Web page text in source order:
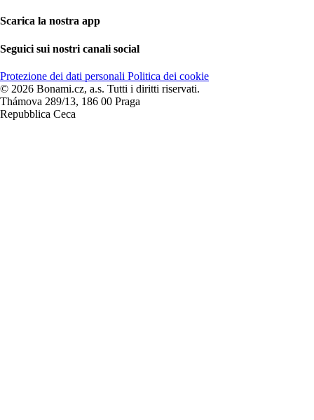
Scarica la nostra app
Seguici sui nostri canali social
Protezione dei dati personali Politica dei cookie
© 2026 Bonami.cz, a.s. Tutti i diritti riservati.
Thámova 289/13, 186 00 Praga
Repubblica Ceca